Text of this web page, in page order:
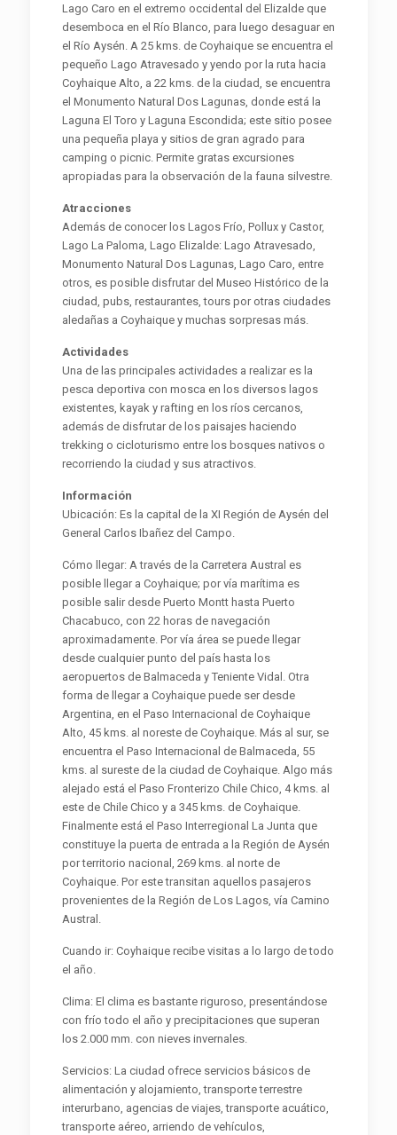
Lago Caro en el extremo occidental del Elizalde que
desemboca en el Río Blanco, para luego desaguar en
el Río Aysén. A 25 kms. de Coyhaique se encuentra el
pequeño Lago Atravesado y yendo por la ruta hacia
Coyhaique Alto, a 22 kms. de la ciudad, se encuentra
el Monumento Natural Dos Lagunas, donde está la
Laguna El Toro y Laguna Escondida; este sitio posee
una pequeña playa y sitios de gran agrado para
camping o picnic. Permite gratas excursiones
apropiadas para la observación de la fauna silvestre.
Atracciones
Además de conocer los Lagos Frío, Pollux y Castor,
Lago La Paloma, Lago Elizalde: Lago Atravesado,
Monumento Natural Dos Lagunas, Lago Caro, entre
otros, es posible disfrutar del Museo Histórico de la
ciudad, pubs, restaurantes, tours por otras ciudades
aledañas a Coyhaique y muchas sorpresas más.
Actividades
Una de las principales actividades a realizar es la
pesca deportiva con mosca en los diversos lagos
existentes, kayak y rafting en los ríos cercanos,
además de disfrutar de los paisajes haciendo
trekking o cicloturismo entre los bosques nativos o
recorriendo la ciudad y sus atractivos.
Información
Ubicación: Es la capital de la XI Región de Aysén del
General Carlos Ibañez del Campo.
Cómo llegar: A través de la Carretera Austral es
posible llegar a Coyhaique; por vía marítima es
posible salir desde Puerto Montt hasta Puerto
Chacabuco, con 22 horas de navegación
aproximadamente. Por vía área se puede llegar
desde cualquier punto del país hasta los
aeropuertos de Balmaceda y Teniente Vidal. Otra
forma de llegar a Coyhaique puede ser desde
Argentina, en el Paso Internacional de Coyhaique
Alto, 45 kms. al noreste de Coyhaique. Más al sur, se
encuentra el Paso Internacional de Balmaceda, 55
kms. al sureste de la ciudad de Coyhaique. Algo más
alejado está el Paso Fronterizo Chile Chico, 4 kms. al
este de Chile Chico y a 345 kms. de Coyhaique.
Finalmente está el Paso Interregional La Junta que
constituye la puerta de entrada a la Región de Aysén
por territorio nacional, 269 kms. al norte de
Coyhaique. Por este transitan aquellos pasajeros
provenientes de la Región de Los Lagos, vía Camino
Austral.
Cuando ir: Coyhaique recibe visitas a lo largo de todo
el año.
Clima: El clima es bastante riguroso, presentándose
con frío todo el año y precipitaciones que superan
los 2.000 mm. con nieves invernales.
Servicios: La ciudad ofrece servicios básicos de
alimentación y alojamiento, transporte terrestre
interurbano, agencias de viajes, transporte acuático,
transporte aéreo, arriendo de vehículos,